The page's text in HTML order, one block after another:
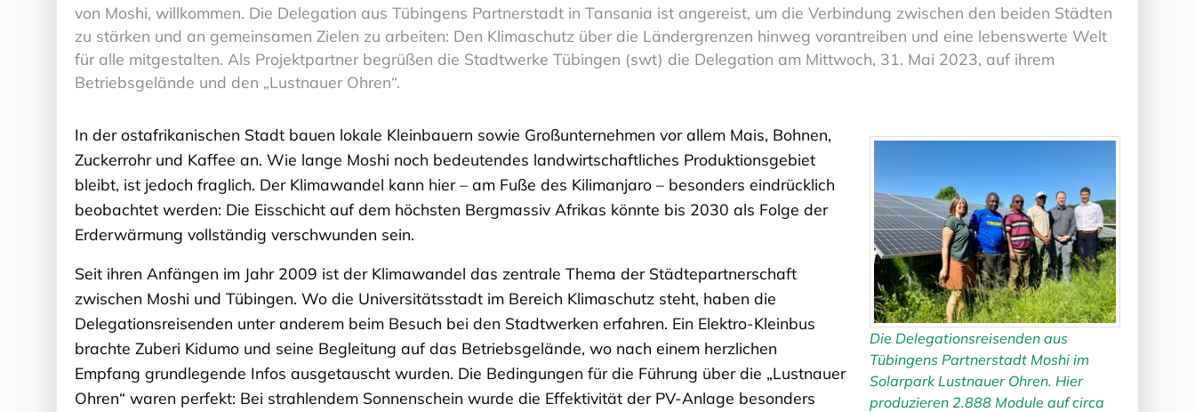
von Moshi, willkommen. Die Delegation aus Tübingens Partnerstadt in Tansania ist angereist, um die Verbindung zwischen den beiden Städten
zu stärken und an gemeinsamen Zielen zu arbeiten: Den Klimaschutz über die Ländergrenzen hinweg vorantreiben und eine lebenswerte Welt
für alle mitgestalten. Als Projektpartner begrüßen die Stadtwerke Tübingen (swt) die Delegation am Mittwoch, 31. Mai 2023, auf ihrem
Betriebsgelände und den „Lustnauer Ohren“.
Die Delegationsreisenden aus
Tübingens Partnerstadt Moshi im
Solarpark Lustnauer Ohren. Hier
produzieren 2.888 Module auf circa
In der ostafrikanischen Stadt bauen lokale Kleinbauern sowie Großunternehmen vor allem Mais, Bohnen,
Zuckerrohr und Kaffee an. Wie lange Moshi noch bedeutendes landwirtschaftliches Produktionsgebiet
bleibt, ist jedoch fraglich. Der Klimawandel kann hier – am Fuße des Kilimanjaro – besonders eindrücklich
beobachtet werden: Die Eisschicht auf dem höchsten Bergmassiv Afrikas könnte bis 2030 als Folge der
Erderwärmung vollständig verschwunden sein.
Seit ihren Anfängen im Jahr 2009 ist der Klimawandel das zentrale Thema der Städtepartnerschaft
zwischen Moshi und Tübingen. Wo die Universitätsstadt im Bereich Klimaschutz steht, haben die
Delegationsreisenden unter anderem beim Besuch bei den Stadtwerken erfahren. Ein Elektro-Kleinbus
brachte Zuberi Kidumo und seine Begleitung auf das Betriebsgelände, wo nach einem herzlichen
Empfang grundlegende Infos ausgetauscht wurden. Die Bedingungen für die Führung über die „Lustnauer
Ohren“ waren perfekt: Bei strahlendem Sonnenschein wurde die Effektivität der PV-Anlage besonders